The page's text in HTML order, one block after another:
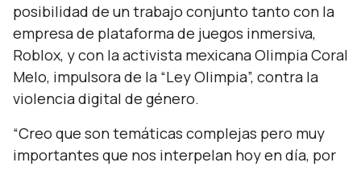
posibilidad de un trabajo conjunto tanto con la
empresa de plataforma de juegos inmersiva,
Roblox, y con la activista mexicana Olimpia Coral
Melo, impulsora de la “Ley Olimpia”, contra la
violencia digital de género.
“Creo que son temáticas complejas pero muy
importantes que nos interpelan hoy en día, por